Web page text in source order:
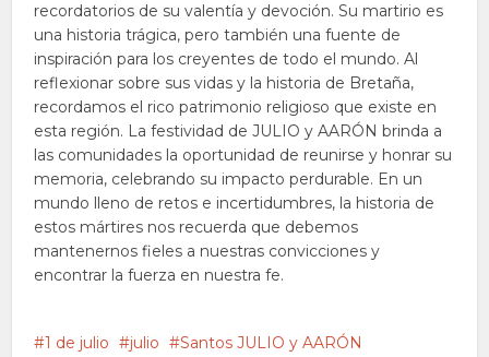
recordatorios de su valentía y devoción. Su martirio es
una historia trágica, pero también una fuente de
inspiración para los creyentes de todo el mundo. Al
reflexionar sobre sus vidas y la historia de Bretaña,
recordamos el rico patrimonio religioso que existe en
esta región. La festividad de JULIO y AARÓN brinda a
las comunidades la oportunidad de reunirse y honrar su
memoria, celebrando su impacto perdurable. En un
mundo lleno de retos e incertidumbres, la historia de
estos mártires nos recuerda que debemos
mantenernos fieles a nuestras convicciones y
encontrar la fuerza en nuestra fe.
1 de julio julio Santos JULIO y AARÓN